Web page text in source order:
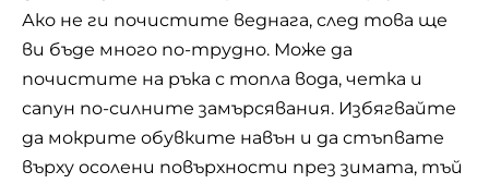
Ако не ги почистите веднага, след това ще
ви бъде много по-трудно. Може да
почистите на ръка с топла вода, четка и
сапун по-силните замърсявания. Избягвайте
да мокрите обувките навън и да стъпвате
върху осолени повърхности през зимата, тъй